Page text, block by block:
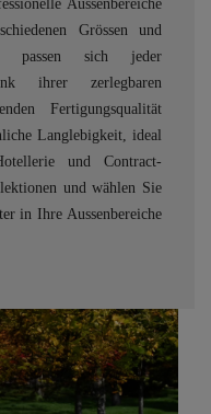
Aussenbereiche
Grössen und
passen sich jeder
ihrer zerlegbaren
Fertigungsqualität
Langlebigkeit, ideal
und Contract-
und wählen Sie
in Ihre Aussenbereiche